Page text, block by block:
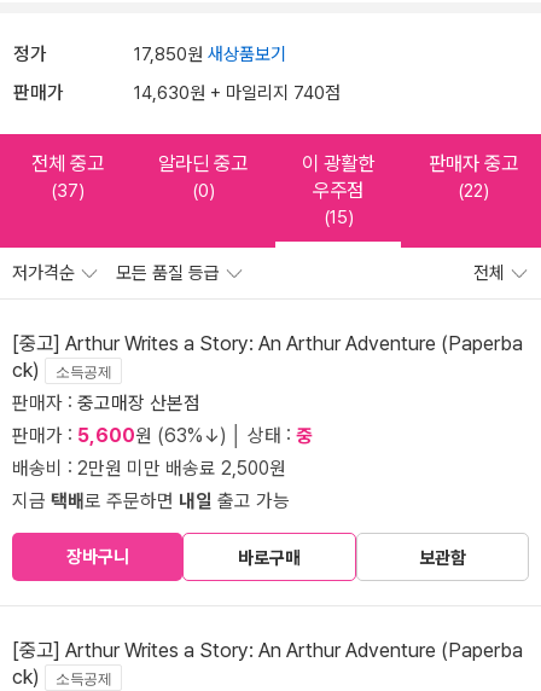
정가 17,850원 새상품보기
판매가 14,630원 + 마일리지 740점
전체 중고
(37)
알라딘 중고
(0)
이 광활한
우주점
(15)
판매자 중고
(22)
저가격순 모든 품질 등급 전체
[중고] Arthur Writes a Story: An Arthur Adventure (Paperba
ck)
소득공제
판매자 : 중고매장 산본점
판매가 : 5,600원 (63%↓) │ 상태 : 중
배송비 : 2만원 미만 배송료 2,500원
지금 택배로 주문하면 내일 출고 가능
장바구니 바로구매 보관함
[중고] Arthur Writes a Story: An Arthur Adventure (Paperba
ck)
소득공제